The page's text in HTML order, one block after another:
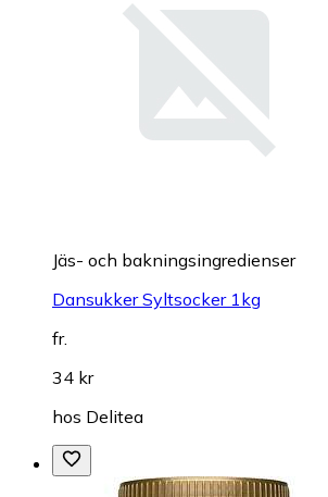
Jäs- och bakningsingredienser
Dansukker Syltsocker 1kg
fr.
34 kr
hos Delitea